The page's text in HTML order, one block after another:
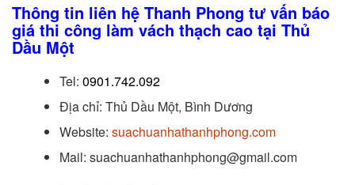
Thông tin liên hệ Thanh Phong tư vấn báo
giá thi công làm vách thạch cao tại Thủ
Dầu Một
Tel: 0901.742.092
Địa chỉ: Thủ Dầu Một, Bình Dương
Website: suachuanhathanhphong.com
Mail: suachuanhathanhphong@gmail.com